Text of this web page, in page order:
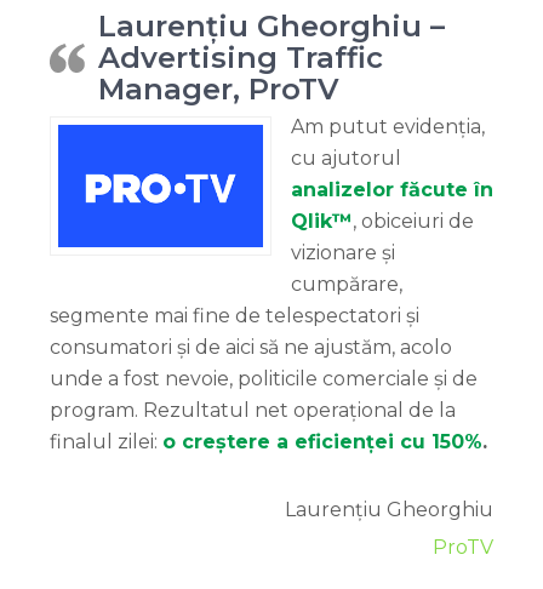
Laurențiu Gheorghiu –
Advertising Traffic
Manager, ProTV
Am putut evidenția,
cu ajutorul
analizelor făcute în
Qlik™, obiceiuri de
vizionare și
cumpărare,
segmente mai fine de telespectatori și
consumatori și de aici să ne ajustăm, acolo
unde a fost nevoie, politicile comerciale și de
program. Rezultatul net operațional de la
finalul zilei: o creștere a eficienței cu 150%.
Laurențiu Gheorghiu
ProTV